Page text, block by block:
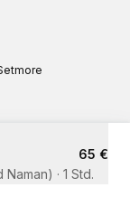
65 €
Naman) · 1 Std.